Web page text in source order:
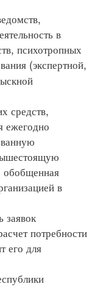
в
психотропных
(экспертной,
средств,
ежегодно
обобщенная
в
потребности
его для